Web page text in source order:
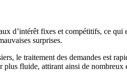
d’intérêt fixes et compétitifs, ce
surprises.
le traitement des demandes est
plus fluide, attirant ainsi de nombreux